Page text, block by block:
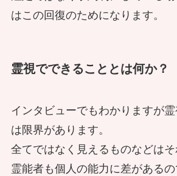
タコ）に直撃インタビュー
電話占いも鑑定できるの
タコに対面占いとの違いを
神様と結婚した霊能者 神
霊能者の結婚相手は神様
することのリスクとデメリ
霊能力は遺伝する？～本物
者から受け継いだ力の修行
現役副住職が語る霊視と守
る世界との付き合い方～
電話占いで困ってしまう。
る？
電話占いを深夜に利用する
容とは？
霊視、鑑定、お祓い、除
ラブで霊能者が本領発揮
陰陽師が解説「供養塔の秘
り戻す儀式」
はこの回復のためになります。
霊視でできることとは何か？
インタビューでもわかりますが
は限界があります。
全てではなく見えるものなどはそ
霊能者も個人の能力に差がある